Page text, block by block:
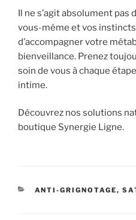
Il ne s’agit absolument
vous-même et vos
d’accompagner votre
bienveillance. Prenez
soin de vous à chaque
intime.
Découvrez nos solutions
boutique Synergie Ligne.
CATÉGORIES
ANTI-GRIGNOTAGE,